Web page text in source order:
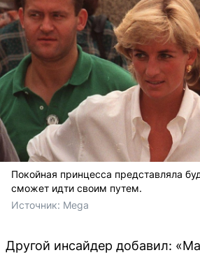
Покойная принцесса представляла
сможет идти своим путем.
Источник: Mega
Другой инсайдер добавил: